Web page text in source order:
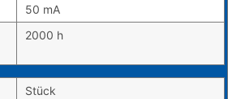
50 mA
2000 h
Stück